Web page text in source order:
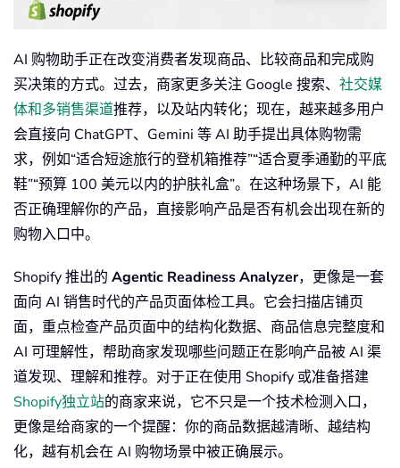
AI 购物助手正在改变消费者发现商品、比较商品和完成购
买决策的方式。过去，商家更多关注 Google 搜索、 社交媒
体和多销售渠道推荐，以及站内转化；现在，越来越多用户
会直接向 ChatGPT、Gemini 等 AI 助手提出具体购物需
求，例如“适合短途旅行的登机箱推荐”“适合夏季通勤的平底
鞋”“预算 100 美元以内的护肤礼盒”。在这种场景下，AI 能
否正确理解你的产品，直接影响产品是否有机会出现在新的
购物入口中。
Shopify 推出的 Agentic Readiness Analyzer，更像是一套
面向 AI 销售时代的产品页面体检工具。它会扫描店铺页
面，重点检查产品页面中的结构化数据、商品信息完整度和
AI 可理解性，帮助商家发现哪些问题正在影响产品被 AI 渠
道发现、理解和推荐。对于正在使用 Shopify 或准备搭建
Shopify独立站的商家来说，它不只是一个技术检测入口，
更像是给商家的一个提醒：你的商品数据越清晰、越结构
化，越有机会在 AI 购物场景中被正确展示。